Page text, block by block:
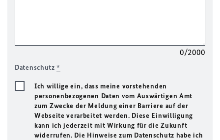
0/2000
Datenschutz*
Ich willige ein, dass meine vorstehenden
personenbezogenen Daten vom Auswärtigen Amt
zum Zwecke der Meldung einer Barriere auf der
Webseite verarbeitet werden. Diese Einwilligung
kann ich jederzeit mit Wirkung für die Zukunft
widerrufen. Die Hinweise zum Datenschutz habe ich